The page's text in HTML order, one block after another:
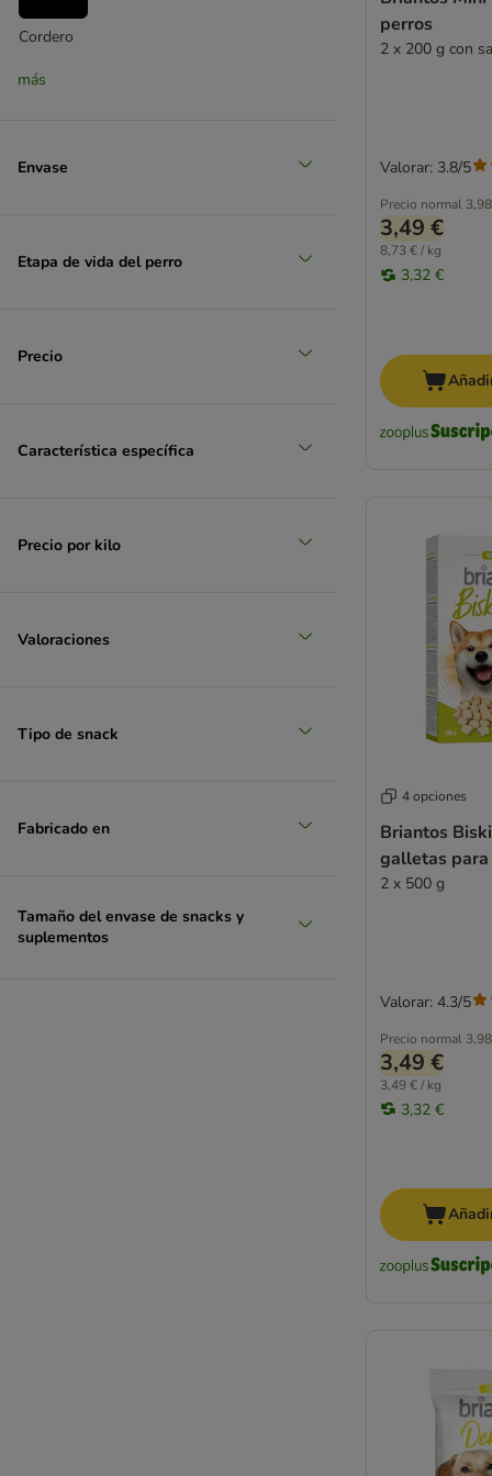
Petman
Purina Pro Plan
Rocco
Rosie's Farm
Tubidog
Whimzees by Wellness
yummeez
Cordero
más
Envase
Etapa de vida del perro
Precio
Característica específica
Precio por kilo
Valoraciones
Tipo de snack
Fabricado en
Tamaño del envase de snacks y
suplementos
perros
2 x 200 g con
Precio normal
3,49 €
8,73 € / kg
3,32 €
Valorar: 3.8/5
4 opciones
Briantos
galletas para
2 x 500 g
Precio normal
3,49 €
3,49 € / kg
3,32 €
Valorar: 4.3/5